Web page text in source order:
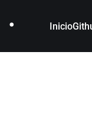
Inicio